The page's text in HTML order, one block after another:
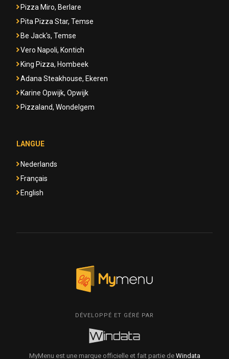
Pizza Miro, Berlare
Pita Pizza Star, Temse
Be Jack's, Temse
Vero Napoli, Kontich
King Pizza, Hombeek
Adana Steakhouse, Ekeren
Karine Opwijk, Opwijk
Pizzaland, Wondelgem
LANGUE
Nederlands
Français
English
DÉVELOPPÉ ET GÉRÉ PAR
MyMenu est une marque officielle et fait partie de Windata